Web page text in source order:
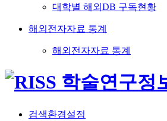
대학별 해외DB 구독현황
해외전자자료 통계
해외전자자료 통계
검색환경설정